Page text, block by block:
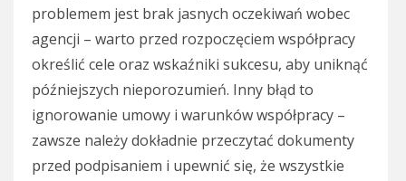
problemem jest brak jasnych oczekiwań wobec
agencji – warto przed rozpoczęciem współpracy
określić cele oraz wskaźniki sukcesu, aby uniknąć
późniejszych nieporozumień. Inny błąd to
ignorowanie umowy i warunków współpracy –
zawsze należy dokładnie przeczytać dokumenty
przed podpisaniem i upewnić się, że wszystkie